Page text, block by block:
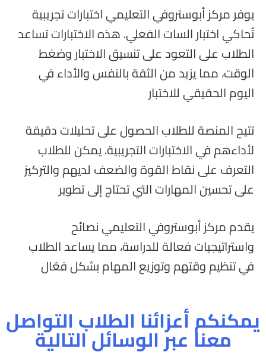
يوفر مركز أبوستروفي التعليمي اختبارات تجريبية
تُحاكي اختبار السات الفعلي. هذه الاختبارات تساعد
الطلاب على التعود على تنسيق الاختبار وضغط
الوقت، مما يزيد من الثقة بالنفس والأداء في
اليوم الحقيقي للاختبار
تتيح المنصة للطلاب الحصول على تحليلات دقيقة
لأداءهم في الاختبارات التجريبية. يمكن للطلاب
التعرف على نقاط القوة والضعف لديهم والتركيز
على تحسين المهارات التي تحتاج إلى تطوير
يقدم مركز أبوستروفي التعليمي نصائح
واستراتيجيات فعالة للدراسة، مما يساعد الطلاب
في تنظيم وقتهم وتوزيع المهام بشكل فعّال
يمكنكم أعزائنا الطلاب التواصل
معنا عبر الوسائل التالية